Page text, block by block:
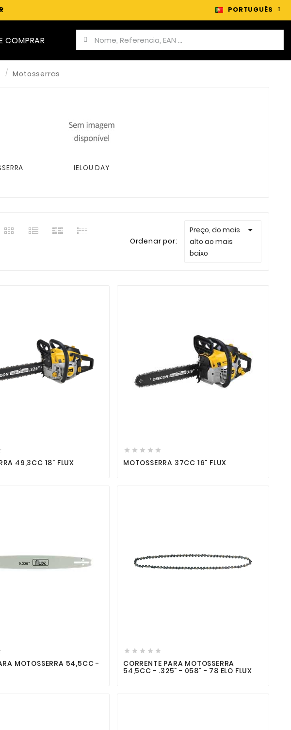
PORTUGUÊS
COMPRAR
Motosserras
IELOU DAY
Ordenar por:
Preço, do mais
alto ao mais
baixo

49,3CC 18" FLUX
    
MOTOSSERRA 37CC 16" FLUX
MOTOSSERRA 54,5CC -
    
CORRENTE PARA MOTOSSERRA
54,5CC - .325" - 058" - 78 ELO FLUX